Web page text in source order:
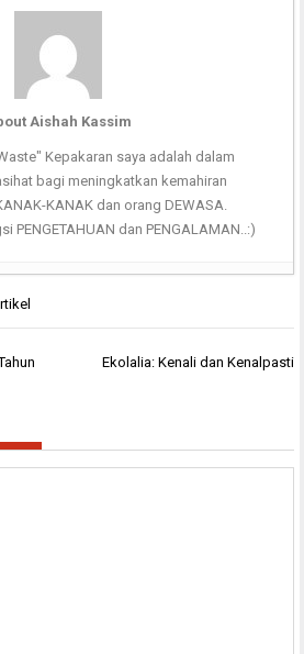
Aishah Kassim
Kepakaran saya adalah dalam
bagi meningkatkan kemahiran
KANAK dan orang DEWASA.
PENGETAHUAN dan PENGALAMAN..:)
Ekolalia: Kenali dan Kenalpasti